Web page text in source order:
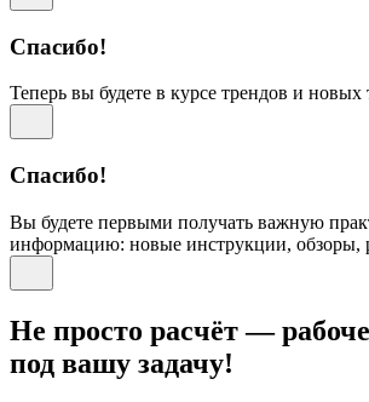
Спасибо!
Теперь вы будете в курсе трендов и новых
Спасибо!
Вы будете первыми получать важную
информацию: новые инструкции, обзоры,
Не просто расчёт —
под вашу задачу!